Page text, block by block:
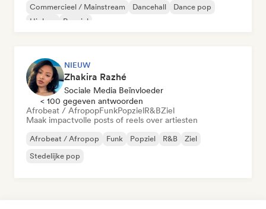
Commercieel / Mainstream
Dancehall
Dance pop
Hiphop
Popziel
NIEUW
Zhakira Razhé
Sociale Media Beïnvloeder
< 100 gegeven antwoorden
Afrobeat / AfropopFunkPopzielR&BZiel
Maak impactvolle posts of reels over artiesten
Afrobeat / Afropop Funk Popziel R&B
Ziel
Stedelijke pop